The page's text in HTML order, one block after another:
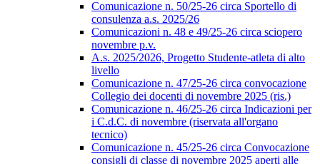
Comunicazione n. 50/25-26 circa Sportello di
consulenza a.s. 2025/26
Comunicazioni n. 48 e 49/25-26 circa sciopero
novembre p.v.
A.s. 2025/2026, Progetto Studente-atleta di alto
livello
Comunicazione n. 47/25-26 circa convocazione
Collegio dei docenti di novembre 2025 (ris.)
Comunicazione n. 46/25-26 circa Indicazioni per
i C.d.C. di novembre (riservata all'organo
tecnico)
Comunicazione n. 45/25-26 circa Convocazione
consigli di classe di novembre 2025 aperti alle